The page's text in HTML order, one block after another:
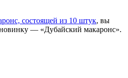
состоящей из 10 штук, вы
— «Дубайский макаронс».